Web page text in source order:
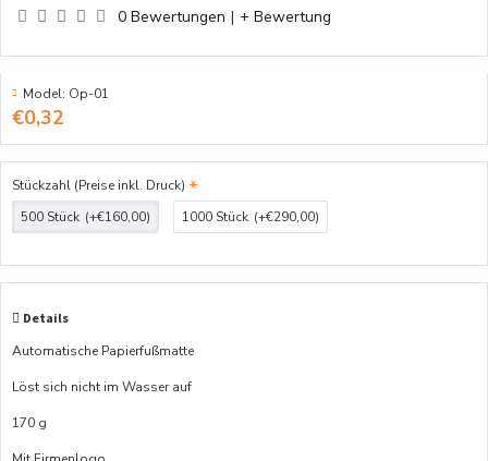
0 Bewertungen | + Bewertung
€0,32
Model: Op-01
Stückzahl (Preise inkl. Druck)
500 Stück (+€160,00) 1000 Stück (+€290,00)
Details
Automatische Papierfußmatte
Löst sich nicht im Wasser auf
170 g